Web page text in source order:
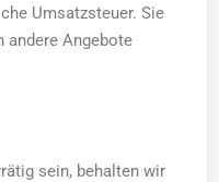
Umsatzsteuer. Sie
andere Angebote
sein, behalten wir